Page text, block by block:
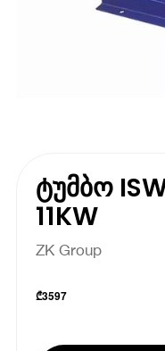
ტუმბო
11KW
ZK Group
₾3597